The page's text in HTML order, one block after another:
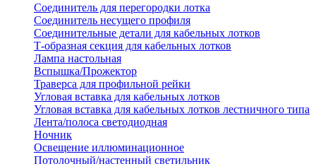
Соединитель для перегородки лотка
Соединитель несущего профиля
Соединительные детали для кабельных лотков
Т-образная секция для кабельных лотков
Лампа настольная
Вспышка/Прожектор
Траверса для профильной рейки
Угловая вставка для кабельных лотков
Угловая вставка для кабельных лотков лестничного типа
Лента/полоса светодиодная
Ночник
Освещение иллюминационное
Потолочный/настенный светильник